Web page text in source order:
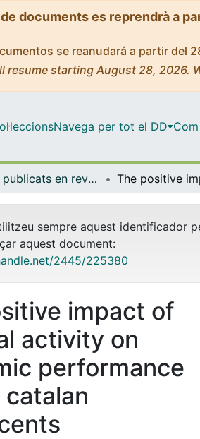
documents es reprendrà a
se reanudará a partir del
starting August 28, 2026.
Navega per tot el DD
Articles publicats en revistes (Didàctiques Aplicades)
sempre aquest identificador
aquest document:
2445/225380
impact of
activity on
performance